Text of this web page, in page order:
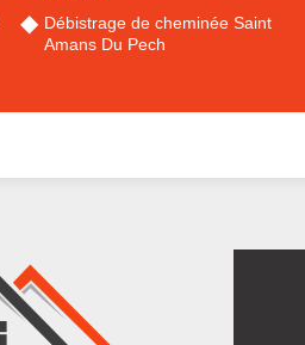
Débistrage de cheminée Saint
Amans Du Pech